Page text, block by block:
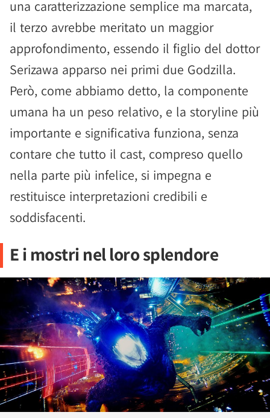
una caratterizzazione semplice ma marcata,
il terzo avrebbe meritato un maggior
approfondimento, essendo il figlio del dottor
Serizawa apparso nei primi due Godzilla.
Però, come abbiamo detto, la componente
umana ha un peso relativo, e la storyline più
importante e significativa funziona, senza
contare che tutto il cast, compreso quello
nella parte più infelice, si impegna e
restituisce interpretazioni credibili e
soddisfacenti.
E i mostri nel loro splendore